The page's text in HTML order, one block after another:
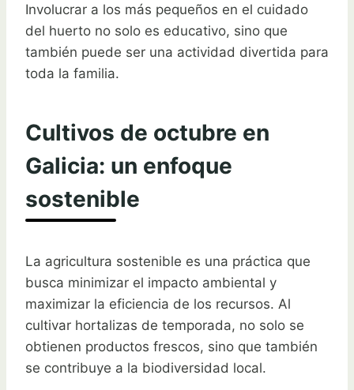
Involucrar a los más pequeños en el cuidado
del huerto no solo es educativo, sino que
también puede ser una actividad divertida para
toda la familia.
Cultivos de octubre en
Galicia: un enfoque
sostenible
La agricultura sostenible es una práctica que
busca minimizar el impacto ambiental y
maximizar la eficiencia de los recursos. Al
cultivar hortalizas de temporada, no solo se
obtienen productos frescos, sino que también
se contribuye a la biodiversidad local.